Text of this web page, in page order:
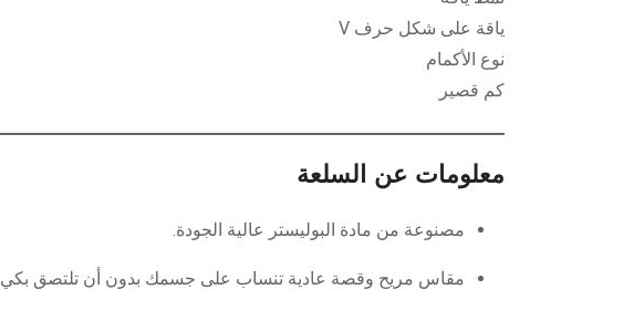
ياقة على شكل حرف V
نوع الأكمام
كم قصير
معلومات عن السلعة
مصنوعة من مادة البوليستر عالية الجودة.
مقاس مريح وقصة عادية تنساب على جسمك بدون أن تلتصق بكي